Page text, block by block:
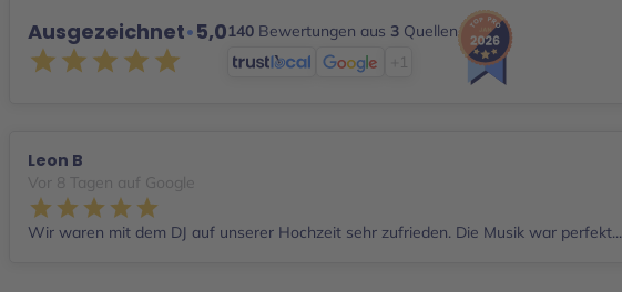
Ausgezeichnet•5,0140 Bewertungen aus 3 Quellen
+1
Leon B
Vor 8 Tagen auf Google
Wir waren mit dem DJ auf unserer Hochzeit sehr zufrieden. Die Musik war perfekt...